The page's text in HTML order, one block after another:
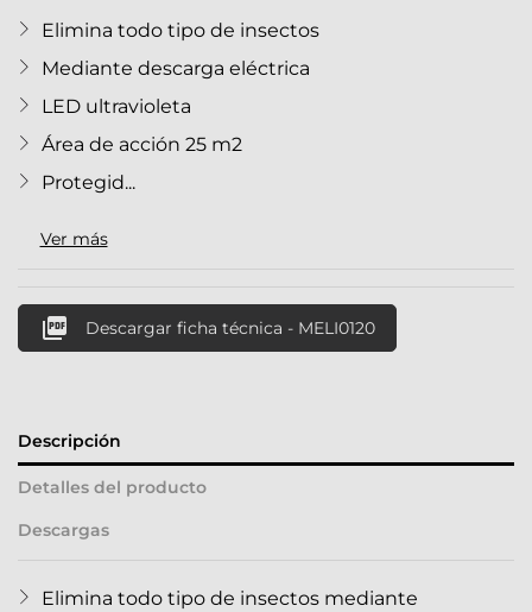
Elimina todo tipo de insectos
Mediante descarga eléctrica
LED ultravioleta
Área de acción 25 m2
Protegid...
Ver más
 Descargar ficha técnica - MELI0120
Descripción
Detalles del producto
Descargas
Elimina todo tipo de insectos mediante